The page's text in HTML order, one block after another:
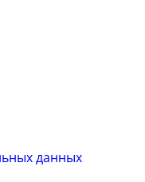
данных